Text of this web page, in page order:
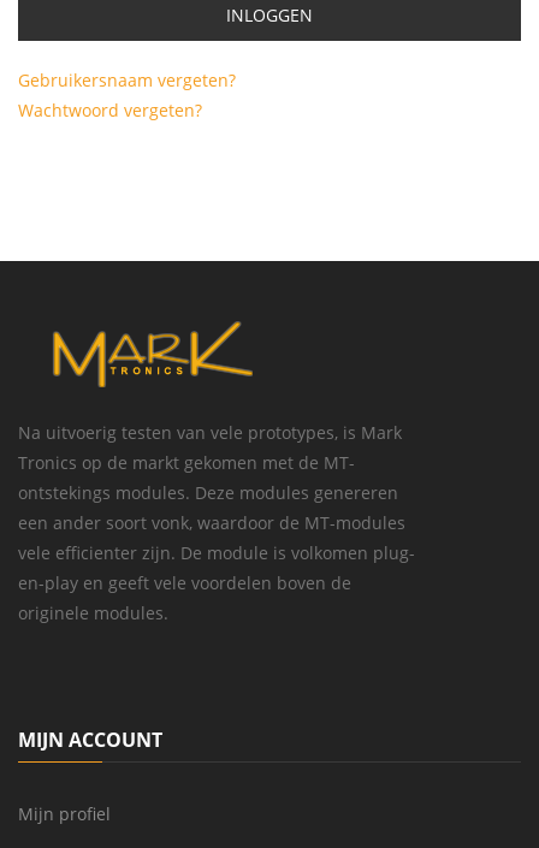
Gebruikersnaam vergeten?
Wachtwoord vergeten?
Na uitvoerig testen van vele prototypes, is Mark
Tronics op de markt gekomen met de MT-
ontstekings modules. Deze modules genereren
een ander soort vonk, waardoor de MT-modules
vele efficienter zijn. De module is volkomen plug-
en-play en geeft vele voordelen boven de
originele modules.
MIJN ACCOUNT
Mijn profiel